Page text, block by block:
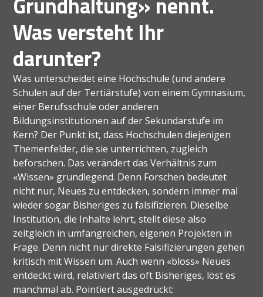
Was versteht Ihr
darunter?
Was unterscheidet eine Hochschule (und andere
Schulen auf der Tertiärstufe) von einem Gymnasium,
einer Berufsschule oder anderen
Bildungsinstitutionen auf der Sekundarstufe im
Kern? Der Punkt ist, dass Hochschulen diejenigen
Themenfelder, die sie unterrichten, zugleich
beforschen. Das verändert das Verhältnis zum
«Wissen» grundlegend. Denn Forschen bedeutet
nicht nur, Neues zu entdecken, sondern immer mal
wieder sogar Bisheriges zu falsifizieren. Dieselbe
Institution, die Inhalte lehrt, stellt diese also
zeitgleich in umfangreichen, eigenen Projekten in
Frage. Denn nicht nur direkte Falsifizierungen gehen
kritisch mit Wissen um. Auch wenn «bloss» Neues
entdeckt wird, relativiert das oft Bisheriges, löst es
manchmal ab. Pointiert ausgedrückt: